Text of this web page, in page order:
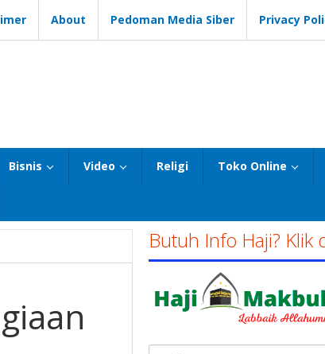
About Pedoman Media Siber Privacy
Bisnis Video Religi Toko Online
Butuh Info Haji? Klik